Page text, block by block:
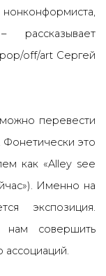
off/art Сергей
можно перевести
Фонетически это
как «Alley see
Именно на
экспозиция.
нам совершить
ассоциаций.